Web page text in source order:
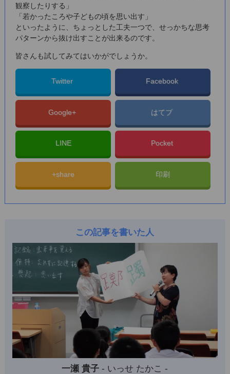
観察したりする」
「若かったころや子どもの頃を思い出す」
といったように、ちょっとした工夫一つで、せっかちな思考
パターンから抜け出すことが出来るのです。
皆さんも試してみてはいかがでしょうか。
Twitter Facebook
Google+ はてブ
LINE Pocket
+share 印刷
この記事を書いた人
一瀬 貴子- いっせ たかこ -